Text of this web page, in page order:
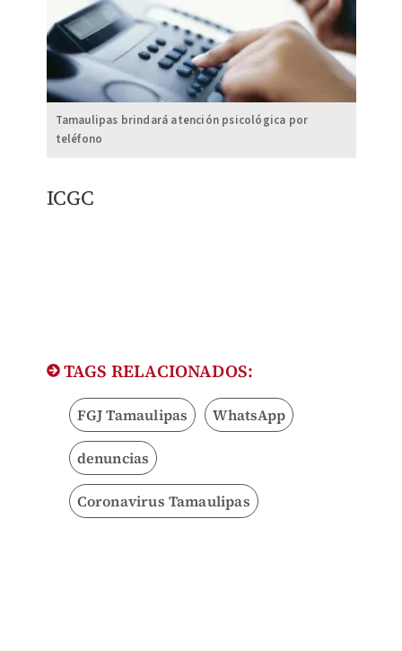
Tamaulipas brindará atención psicológica por
teléfono
ICGC
TAGS RELACIONADOS:
FGJ Tamaulipas WhatsApp
denuncias
Coronavirus Tamaulipas